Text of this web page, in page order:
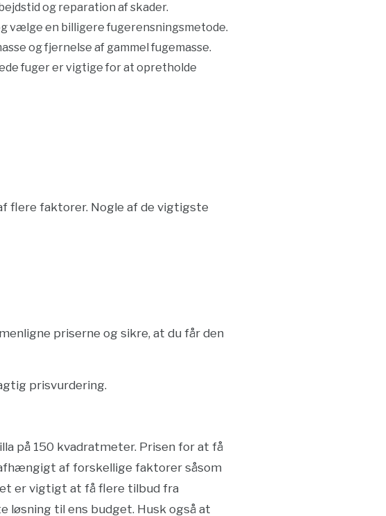
og reparation af skader.
vælge en billigere fugerensningsmetode.
og fjernelse af gammel fugemasse.
fuger er vigtige for at opretholde
flere faktorer. Nogle af de vigtigste
priserne og sikre, at du får den
prisvurdering.
på 150 kvadratmeter. Prisen for at få
af forskellige faktorer såsom
er vigtigt at få flere tilbud fra
løsning til ens budget. Husk også at